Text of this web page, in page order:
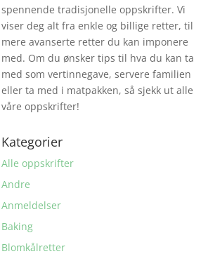
spennende tradisjonelle oppskrifter. Vi
viser deg alt fra enkle og billige retter, til
mere avanserte retter du kan imponere
med. Om du ønsker tips til hva du kan ta
med som vertinnegave, servere familien
eller ta med i matpakken, så sjekk ut alle
våre oppskrifter!
Kategorier
Alle oppskrifter
Andre
Anmeldelser
Baking
Blomkålretter